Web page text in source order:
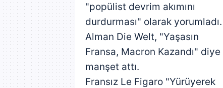
"popülist devrim akımını
durdurması" olarak yorumladı.
Alman Die Welt, "Yaşasın
Fransa, Macron Kazandı" diye
manşet attı.
Fransız Le Figaro "Yürüyerek